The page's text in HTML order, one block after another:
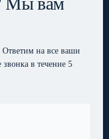
Ответим на все ваши
звонка в течение 5